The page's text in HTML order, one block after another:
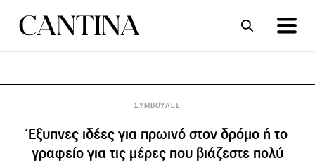
ΣΥΜΒΟΥΛΕΣ
Έξυπνες ιδέες για πρωινό στον δρόμο ή το
γραφείο για τις μέρες που βιάζεστε πολύ